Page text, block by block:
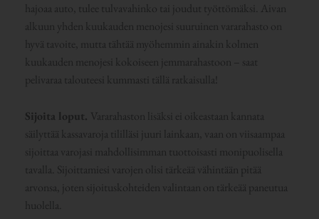
hajoaa auto, tulee tulvavahinko tai joudut työttömäksi. Aivan
alkuun yhden kuukauden menojesi suuruinen vararahasto on
hyvä tavoite, mutta tähtää myöhemmin ainakin kolmen
kuukauden menojesi kokoiseen jemmarahastoon – saat
pelivaraa talouteesi kummasti tällä ratkaisulla!
Sijoita loput. Vararahaston lisäksi ei oikeastaan kannata
säilyttää kassavaroja tililläsi juuri lainkaan, vaan on viisaampaa
sijoittaa varojasi mahdollisimman tuottoisasti monipuolisella
tavalla. Sijoittamiesi varojen olisi tärkeää vähintään pitää
arvonsa, joten sijoituskohteiden valintaan on tärkeää paneutua
huolella.